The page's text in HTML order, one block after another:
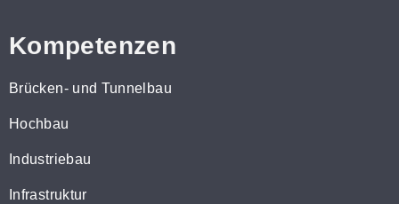
Kompetenzen
Brücken- und Tunnelbau
Hochbau
Industriebau
Infrastruktur